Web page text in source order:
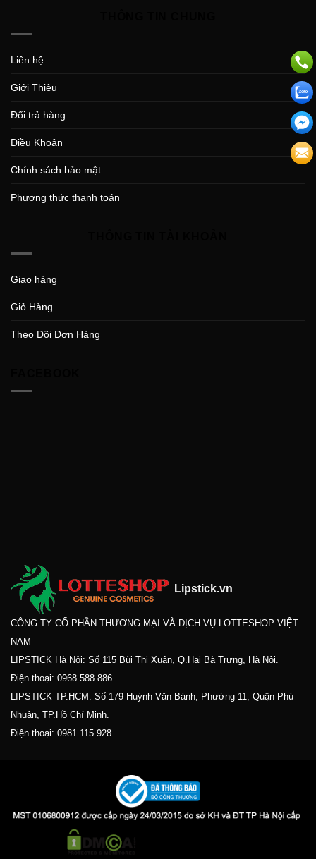
Liên hệ
Giới Thiệu
Đổi trả hàng
Điều Khoản
Chính sách bảo mật
Phương thức thanh toán
Giao hàng
Giỏ Hàng
Theo Dõi Đơn Hàng
Lipstick.vn
CÔNG TY CỔ PHẦN THƯƠNG MẠI VÀ DỊCH VỤ LOTTESHOP VIỆT
NAM
LIPSTICK Hà Nội: Số 115 Bùi Thị Xuân, Q.Hai Bà Trưng, Hà Nội.
Điện thoại: 0968.588.886
LIPSTICK TP.HCM: Số 179 Huỳnh Văn Bánh, Phường 11, Quận Phú
Nhuận, TP.Hồ Chí Minh.
Điện thoại: 0981.115.928